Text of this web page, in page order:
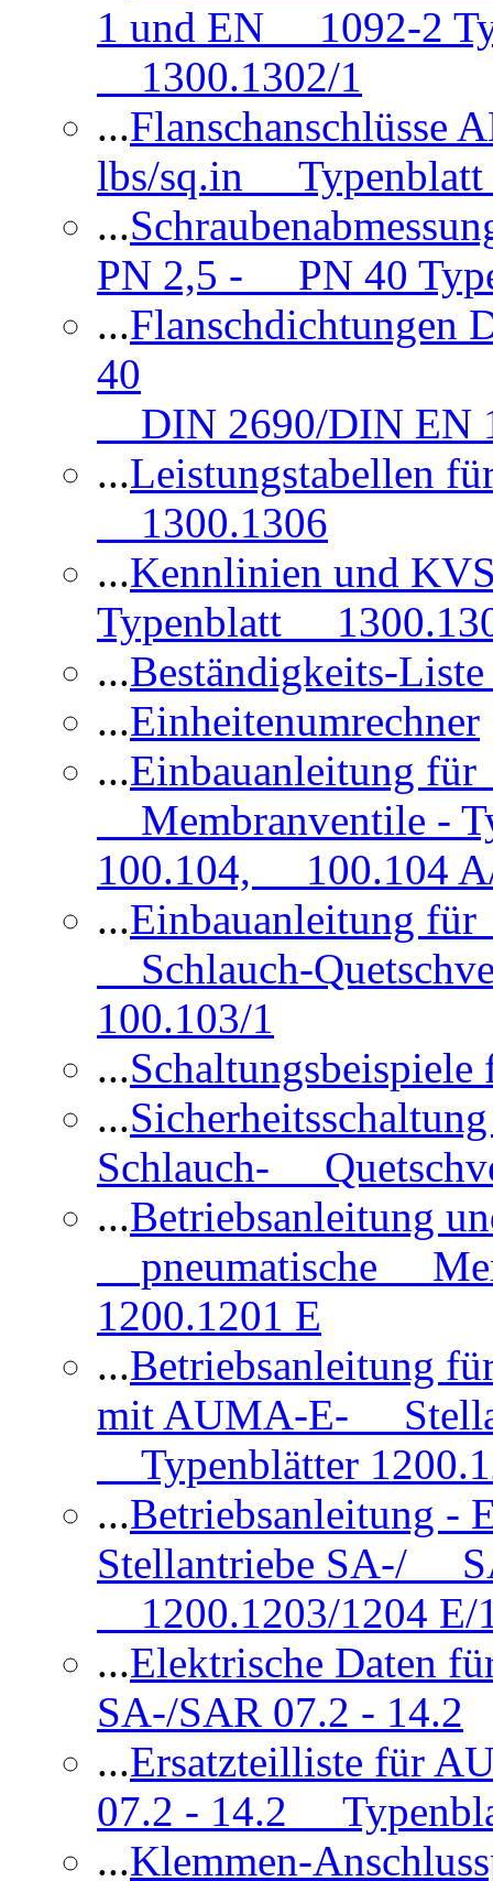
1 und EN 1092-2
1300.1302/1
...
lbs/sq.in Typenblatt
...
PN 2,5 - PN 40
...
40
DIN 2690/DIN EN
...Leistungstabellen
1300.1306
...Kennlinien und
Typenblatt
...Beständigkeits-
...Einheitenumrechner
...Einbauanleitung
Membranventile -
100.104, 100.104
...Einbauanleitung
Schlauch-
100.103/1
...
...
Schlauch-
...Betriebsanleitung
pneumatische
1200.1201 E
...Betriebsanleitung
mit AUMA-E-
Typenblätter
...Betriebsanleitung
Stellantriebe SA-/
1200.1203/1204 E/
...Elektrische Daten
SA-/SAR 07.2 - 14.2
...Ersatzteilliste für
07.2 - 14.2
...Klemmen-